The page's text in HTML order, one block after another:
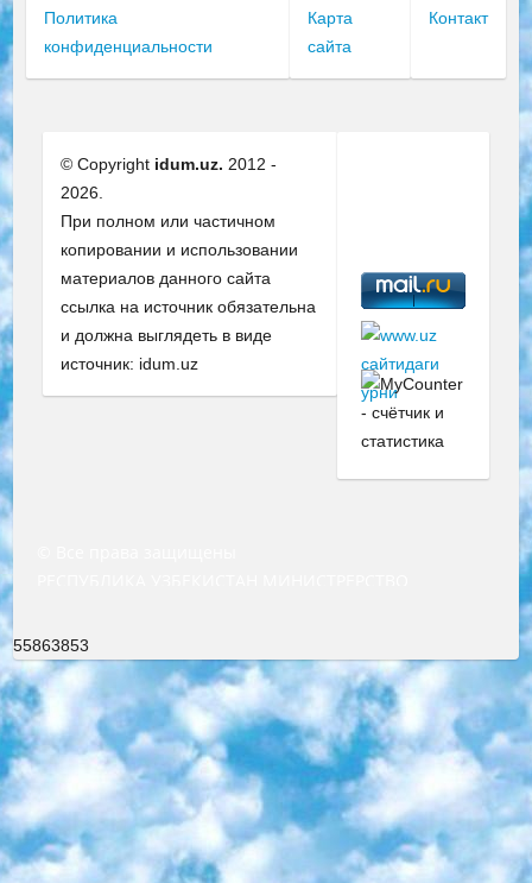
Политика
конфиденциальности
Карта
сайта
Контакт
© Copyright idum.uz. 2012 -
2026.
При полном или частичном
копировании и использовании
материалов данного сайта
ссылка на источник обязательна
и должна выглядеть в виде
источник: idum.uz
55863853